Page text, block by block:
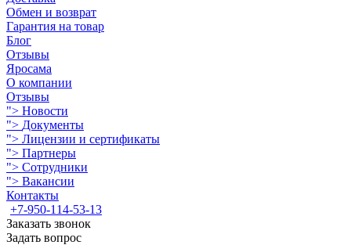
Обмен и возврат
Гарантия на товар
Блог
Отзывы
Яросама
О компании
Отзывы
"> Новости
"> Документы
"> Лицензии и сертификаты
"> Партнеры
"> Сотрудники
"> Вакансии
Контакты
+7-950-114-53-13
Заказать звонок
Задать вопрос